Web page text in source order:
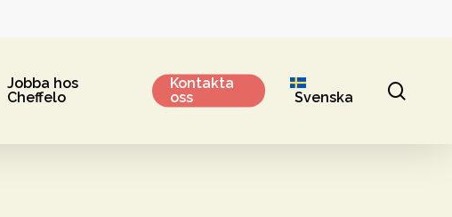
Jobba hos
Cheffelo
Kontakta
oss
Svenska